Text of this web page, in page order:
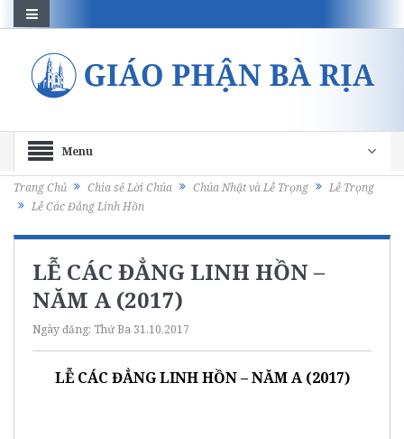
Menu
Trang Chủ Chia sẻ Lời Chúa Chúa Nhật và Lễ Trọng
Lễ Trọng
Lễ Các Đẳng Linh Hồn
LỄ CÁC ĐẲNG LINH HỒN –
NĂM A (2017)
Ngày đăng: Thứ Ba 31.10.2017
LỄ CÁC ĐẲNG LINH HỒN – NĂM A (2017)